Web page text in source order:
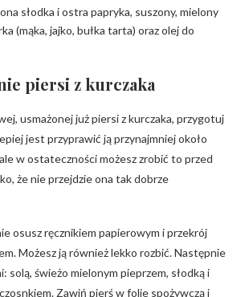
słodka i ostra papryka, suszony, mielony
(mąka, jajko, bułka tarta) oraz olej do
piersi z kurczaka
usmażonej już piersi z kurczaka, przygotuj
jest przyprawić ją przynajmniej około
w ostateczności możesz zrobić to przed
że nie przejdzie ona tak dobrze
osusz ręcznikiem papierowym i przekrój
Możesz ją również lekko rozbić. Następnie
solą, świeżo mielonym pieprzem, słodką i
Zawiń pierś w folie spożywczą i